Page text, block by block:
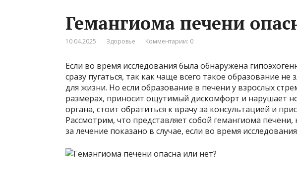
Гемангиома печени
10.04.2025 Здоровье Комментарии: 0
Если во время исследования была обнаружена
сразу пугаться, так как чаще всего такое образование не
для жизни. Но если образование в печени у взрослых
размерах, приносит ощутимый дискомфорт и нарушает
органа, стоит обратиться к врачу за консультацией и
Рассмотрим, что представляет собой гемангиома
за лечение показано в случае, если во время